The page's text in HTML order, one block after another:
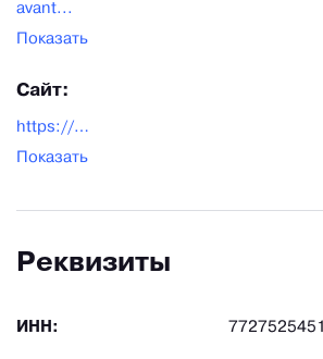
avant...
Показать
Сайт:
https://avnt.ru/
Показать
Реквизиты
ИНН: 7727525451